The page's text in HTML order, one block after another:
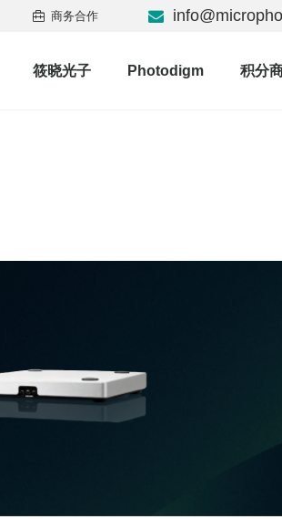
商务合作
筱晓光子 Photodigm 积分